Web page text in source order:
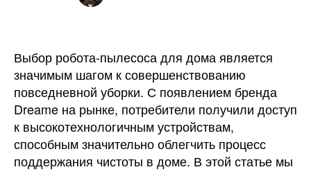
Выбор робота-пылесоса для дома является
значимым шагом к совершенствованию
повседневной уборки. С появлением бренда
Dreame на рынке, потребители получили доступ
к высокотехнологичным устройствам,
способным значительно облегчить процесс
поддержания чистоты в доме. В этой статье мы